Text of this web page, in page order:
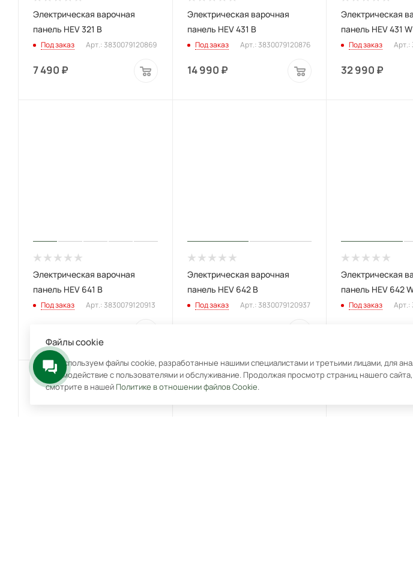
Электрическая варочная
панель HEV 321 B
Под заказ Арт.: 3830079120869
7 490 ₽
Электрическая варочная
панель HEV 431 B
Под заказ Арт.: 3830079120876
14 990 ₽
Электрическая
панель HEV 431 W
Под заказ Арт.:
32 990 ₽
Электрическая варочная
панель HEV 641 B
Под заказ Арт.: 3830079120913
Электрическая варочная
панель HEV 642 B
Под заказ Арт.: 3830079120937
Электрическая
панель HEV 642
Под заказ Арт.:
Файлы cookie
Мы используем файлы cookie, разработанные нашими специалистами и третьими лицами, для
взаимодействие с пользователями и обслуживание. Продолжая просмотр страниц нашего
смотрите в нашей Политике в отношении файлов Cookie.